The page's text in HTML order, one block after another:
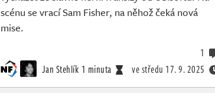
scénu se vrací Sam Fisher, na něhož čeká nová
mise.
Jan Stehlík 1 minuta ve středu 17. 9. 2025
1